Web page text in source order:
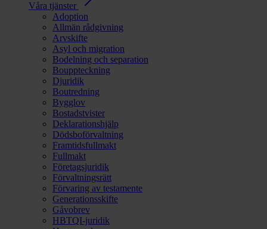
Våra tjänster
Adoption
Allmän rådgivning
Arvskifte
Asyl och migration
Bodelning och separation
Bouppteckning
Djuridik
Boutredning
Bygglov
Bostadstvister
Deklarationshjälp
Dödsboförvaltning
Framtidsfullmakt
Fullmakt
Företagsjuridik
Förvaltningsrätt
Förvaring av testamente
Generationsskifte
Gåvobrev
HBTQI-juridik